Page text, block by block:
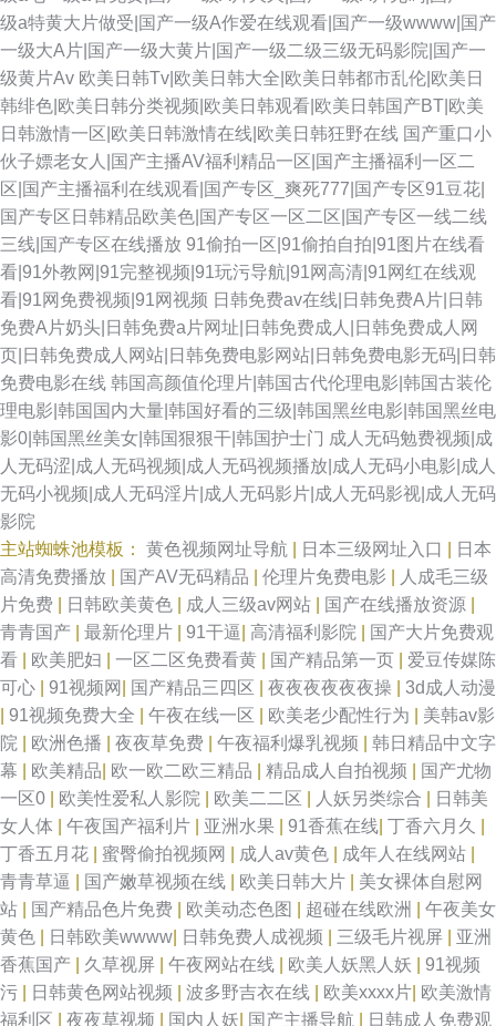
级a特黄大片做受|国产一级A作爱在线观看|国产一级wwww|国产
一级大A片|国产一级大黄片|国产一级二级三级无码影院|国产一
级黄片Av 欧美日韩Tv|欧美日韩大全|欧美日韩都市乱伦|欧美日
韩绯色|欧美日韩分类视频|欧美日韩观看|欧美日韩国产BT|欧美
日韩激情一区|欧美日韩激情在线|欧美日韩狂野在线 国产重口小
伙子嫖老女人|国产主播AV福利精品一区|国产主播福利一区二
区|国产主播福利在线观看|国产专区_爽死777|国产专区91豆花|
国产专区日韩精品欧美色|国产专区一区二区|国产专区一线二线
三线|国产专区在线播放 91偷拍一区|91偷拍自拍|91图片在线看
看|91外教网|91完整视频|91玩污导航|91网高清|91网红在线观
看|91网免费视频|91网视频 日韩免费av在线|日韩免费A片|日韩
免费A片奶头|日韩免费a片网址|日韩免费成人|日韩免费成人网
页|日韩免费成人网站|日韩免费电影网站|日韩免费电影无码|日韩
免费电影在线 韩国高颜值伦理片|韩国古代伦理电影|韩国古装伦
理电影|韩国国内大量|韩国好看的三级|韩国黑丝电影|韩国黑丝电
影0|韩国黑丝美女|韩国狠狠干|韩国护士门 成人无码勉费视频|成
人无码涩|成人无码视频|成人无码视频播放|成人无码小电影|成人
无码小视频|成人无码淫片|成人无码影片|成人无码影视|成人无码
影院
主站蜘蛛池模板： 黄色视频网址导航 日本三级网址入口
日本
高清免费播放
国产AV无码精品 伦理片免费电影
人成毛三级
片免费
日韩欧美黄色 成人三级av网站 国产在线播放资源
青青国产
最新伦理片 91干逼 高清福利影院
国产大片免费观
看
欧美肥妇 一区二区免费看黄 国产精品第一页
爱豆传媒陈
可心
91视频网 国产精品三四区 夜夜夜夜夜夜操
3d成人动漫
91视频免费大全 午夜在线一区 欧美老少配性行为
美韩av影
院
欧洲色播 夜夜草免费 午夜福利爆乳视频
韩日精品中文字
幕
欧美精品 欧一欧二欧三精品 精品成人自拍视频
国产尤物
一区0
欧美性爱私人影院 欧美二二区 人妖另类综合
日韩美
女人体
午夜国产福利片 亚洲水果 91香蕉在线 丁香六月久
丁香五月花
蜜臀偷拍视频网 成人av黄色 成年人在线网站
青青草逼
国产嫩草视频在线 欧美日韩大片
美女裸体自慰网
站
国产精品色片免费 欧美动态色图 超碰在线欧洲
午夜美女
黄色
日韩欧美wwww 日韩免费人成视频 三级毛片视屏
亚洲
香蕉国产
久草视屏 午夜网站在线 欧美人妖黑人妖
91视频
污
日韩黄色网站视频 波多野吉衣在线 欧美xxxx片 欧美激情
福利区
夜夜草视频 国内人妖 国产主播导航 日韩成人免费观